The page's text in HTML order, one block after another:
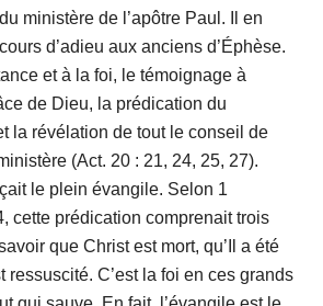
ministère de l’apôtre Paul. Il en
d’adieu aux anciens d’Éphèse.
et à la foi, le témoignage à
de Dieu, la prédication du
la révélation de tout le conseil de
(Act. 20 : 21, 24, 25, 27).
plein évangile. Selon 1
cette prédication comprenait trois
que Christ est mort, qu’Il a été
ressuscité. C’est la foi en ces grands